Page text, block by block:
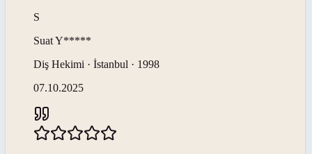
S
SuatY*****
Diş Hekimi · İstanbul · 1998
07.10.2025